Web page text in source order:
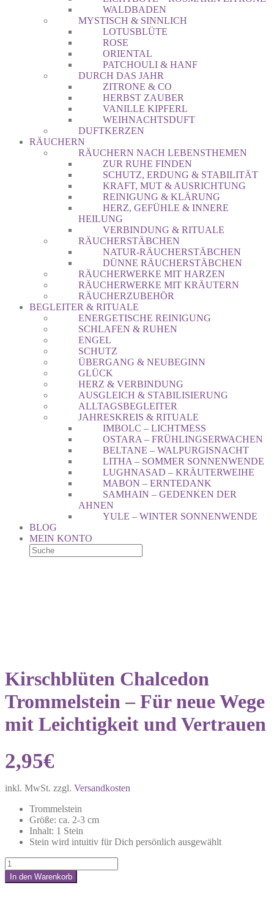
WALDBADEN
MYSTISCH & SINNLICH
LOTUSBLÜTE
ROSE
ORIENTAL
PATCHOULI & HANF
DURCH DAS JAHR
ZITRONE & CO
HERBST ZAUBER
VANILLE KIPFERL
WEIHNACHTSDUFT
DUFTKERZEN
RÄUCHERN
RÄUCHERN NACH LEBENSTHEMEN
ZUR RUHE FINDEN
SCHUTZ, ERDUNG & STABILITÄT
KRAFT, MUT & AUSRICHTUNG
REINIGUNG & KLÄRUNG
HERZ, GEFÜHLE & INNERE
HEILUNG
VERBINDUNG & RITUALE
RÄUCHERSTÄBCHEN
NATUR-RÄUCHERSTÄBCHEN
DÜNNE RÄUCHERSTÄBCHEN
RÄUCHERWERKE MIT HARZEN
RÄUCHERWERKE MIT KRÄUTERN
RÄUCHERZUBEHÖR
BEGLEITER & RITUALE
ENERGETISCHE REINIGUNG
SCHLAFEN & RUHEN
ENGEL
SCHUTZ
ÜBERGANG & NEUBEGINN
GLÜCK
HERZ & VERBINDUNG
AUSGLEICH & STABILISIERUNG
ALLTAGSBEGLEITER
JAHRESKREIS & RITUALE
IMBOLC – LICHTMESS
OSTARA – FRÜHLINGSERWACHEN
BELTANE – WALPURGISNACHT
LITHA – SOMMER SONNENWENDE
LUGHNASAD – KRÄUTERWEIHE
MABON – ERNTEDANK
SAMHAIN – GEDENKEN DER
AHNEN
YULE – WINTER SONNENWENDE
BLOG
MEIN KONTO
Kirschblüten Chalcedon
Trommelstein – Für neue Wege
mit Leichtigkeit und Vertrauen
2,95€
inkl. MwSt. zzgl. Versandkosten
Trommelstein
Größe: ca. 2-3 cm
Inhalt: 1 Stein
Stein wird intuitiv für Dich persönlich ausgewählt
Kirschblüten
Chalcedon
Trommelstein
In den Warenkorb